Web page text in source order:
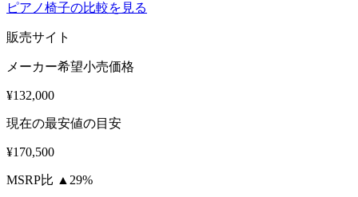
ピアノ椅子の比較を見る
販売サイト
メーカー希望小売価格
¥132,000
現在の最安値の目安
¥170,500
MSRP比 ▲29%